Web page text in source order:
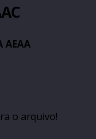
AEAA
o arquivo!